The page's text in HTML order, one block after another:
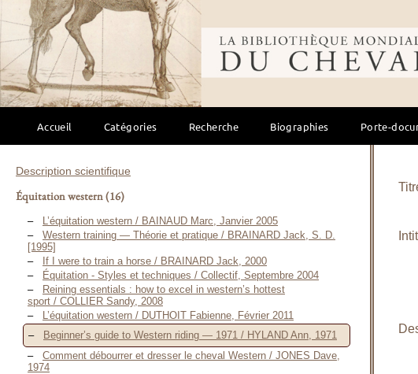
Bibliothèque mondiale
Accueil Catégories Recherche Biographies Porte-
Description scientifique
Équitation western(16)
L’équitation western / BAINAUD Marc, Janvier 2005
Western training — Théorie et pratique / BRAINARD Jack, S. D.
[1995]
If I were to train a horse / BRAINARD Jack, 2000
Équitation - Styles et techniques / Collectif, Septembre 2004
Reining essentials : how to excel in western’s hottest
sport / COLLIER Sandy, 2008
L’équitation western / DUTHOIT Fabienne, Février 2011
Beginner’s guide to Western riding — 1971 / HYLAND Ann, 1971
Comment débourrer et dresser le cheval Western / JONES Dave,
1974